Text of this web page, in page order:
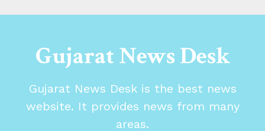
Gujarat News Desk
Gujarat News Desk is the best news
website. It provides news from many
areas.